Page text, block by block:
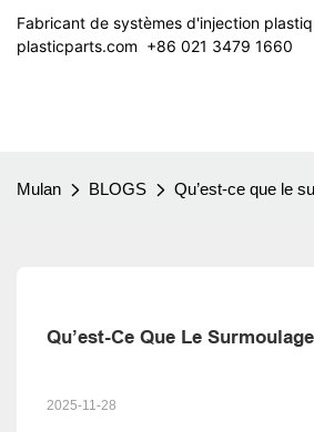
Fabricant de systèmes d'injection
plasticparts.com ​​​​​​​ +86 021 3479 1660
Mulan BLOGS Qu’est-ce que le
Qu’est-Ce Que Le
2025-11-28